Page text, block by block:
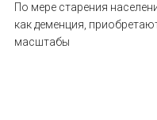
По мере старения
как деменция,
масштабы